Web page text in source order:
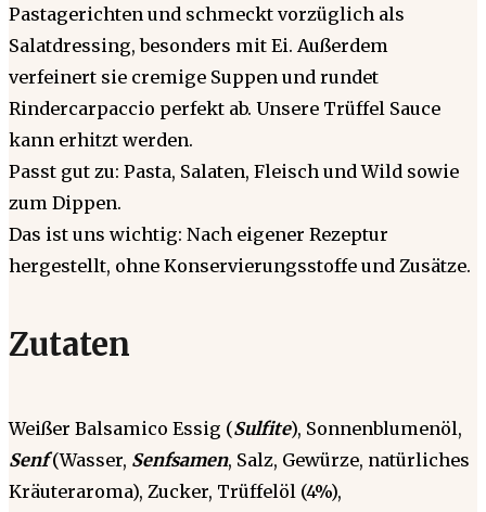
Pastagerichten und schmeckt vorzüglich als
Salatdressing, besonders mit Ei. Außerdem
verfeinert sie cremige Suppen und rundet
Rindercarpaccio perfekt ab. Unsere Trüffel Sauce
kann erhitzt werden.
Passt gut zu: Pasta, Salaten, Fleisch und Wild sowie
zum Dippen.
Das ist uns wichtig: Nach eigener Rezeptur
hergestellt, ohne Konservierungsstoffe und Zusätze.
Zutaten
Weißer Balsamico Essig (Sulfite), Sonnenblumenöl,
Senf(Wasser, Senfsamen, Salz, Gewürze, natürliches
Kräuteraroma), Zucker, Trüffelöl (4%),